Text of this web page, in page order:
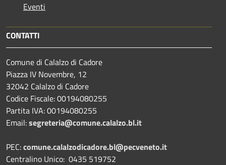
Eventi
CONTATTI
Comune di Calalzo di Cadore
Piazza IV Novembre, 12
32042 Calalzo di Cadore
Codice Fiscale: 00194080255
Partita IVA: 00194080255
Email:segreteria@comune.calalzo.bl.it
PEC:comune.calalzodicadore.bl@pecveneto.it
Centralino Unico: 0435 519752